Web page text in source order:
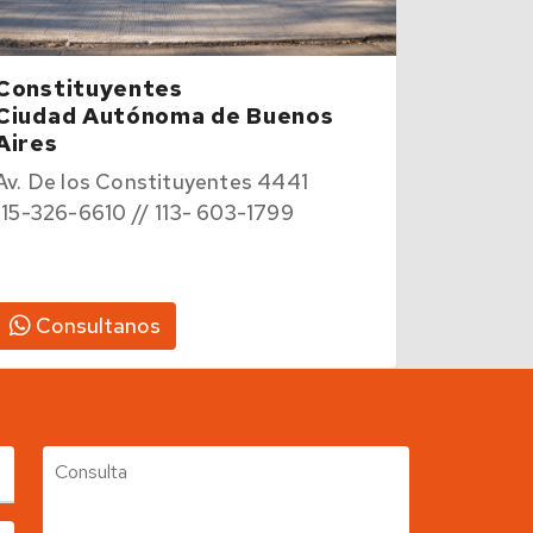
Autónoma de Buenos
De los Constituyentes 4441
326-6610 // 113- 603-1799
Consultanos